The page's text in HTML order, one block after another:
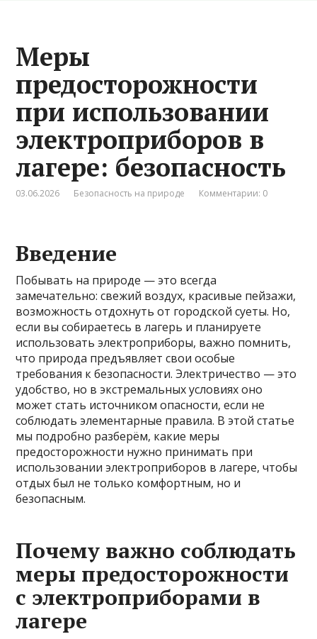
Меры
предосторожности
при использовании
электроприборов в
лагере: безопасность
03.06.2026 Безопасность на природе Комментарии: 0
Введение
Побывать на природе — это всегда
замечательно: свежий воздух, красивые пейзажи,
возможность отдохнуть от городской суеты. Но,
если вы собираетесь в лагерь и планируете
использовать электроприборы, важно помнить,
что природа предъявляет свои особые
требования к безопасности. Электричество — это
удобство, но в экстремальных условиях оно
может стать источником опасности, если не
соблюдать элементарные правила. В этой статье
мы подробно разберём, какие меры
предосторожности нужно принимать при
использовании электроприборов в лагере, чтобы
отдых был не только комфортным, но и
безопасным.
Почему важно соблюдать
меры предосторожности
с электроприборами в
лагере